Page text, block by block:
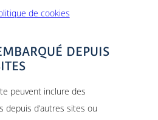
de cookies
DEPUIS
peuvent inclure des
depuis d’autres sites ou